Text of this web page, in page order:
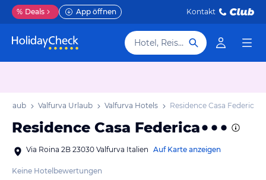
% Deals App öffnen Kontakt
Hotel, Reiseziel
Urlaub Valfurva Urlaub Valfurva Hotels Residence Casa Federica
Residence Casa Federica
Via Roina 2B 23030 Valfurva Italien Auf Karte anzeigen
Keine Hotelbewertungen